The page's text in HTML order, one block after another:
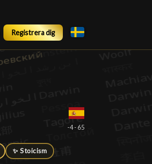
Registrera dig
-4 - 65
✨ Stoicism